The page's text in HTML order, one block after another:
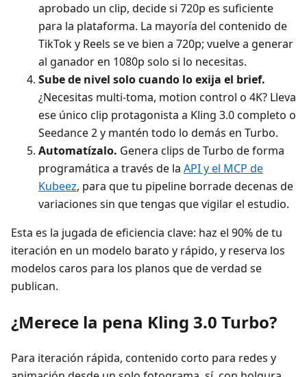
aprobado un clip, decide si 720p es suficiente
para la plataforma. La mayoría del contenido de
TikTok y Reels se ve bien a 720p; vuelve a generar
al ganador en 1080p solo si lo necesitas.
Sube de nivel solo cuando lo exija el brief.
¿Necesitas multi-toma, motion control o 4K? Lleva
ese único clip protagonista a Kling 3.0 completo o
Seedance 2 y mantén todo lo demás en Turbo.
Automatízalo. Genera clips de Turbo de forma
programática a través de la API y el MCP de
Kubeez, para que tu pipeline borrade decenas de
variaciones sin que tengas que vigilar el estudio.
Esta es la jugada de eficiencia clave: haz el 90% de tu
iteración en un modelo barato y rápido, y reserva los
modelos caros para los planos que de verdad se
publican.
¿Merece la pena Kling 3.0 Turbo?
Para iteración rápida, contenido corto para redes y